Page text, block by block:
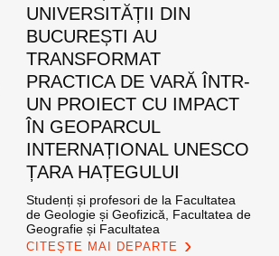
UNIVERSITĂȚII DIN
BUCUREȘTI AU
TRANSFORMAT
PRACTICA DE VARĂ ÎNTR-
UN PROIECT CU IMPACT
ÎN GEOPARCUL
INTERNAȚIONAL UNESCO
ȚARA HAȚEGULUI
Studenți și profesori de la Facultatea
de Geologie și Geofizică, Facultatea de
Geografie și Facultatea
CITEȘTE MAI DEPARTE